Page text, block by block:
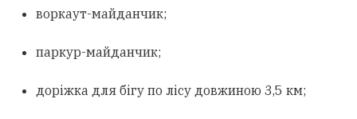
воркаут-майданчик;
паркур-майданчик;
доріжка для бігу по лісу довжиною 3,5 км;